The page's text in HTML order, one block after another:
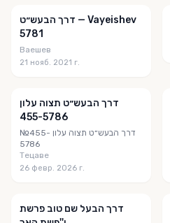
דרך הבעש״ט — Vayeishev
5781
Ваешев
21 нояб. 2021 г.
דרך הבעש״ט תצוה עלון
455-5786
№דרך הבעש״ט תצוה עלון 455-
5786
Тецаве
26 февр. 2026 г.
‎⁨דרך הבעל שם טוב פרשת